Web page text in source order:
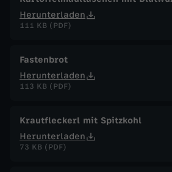
Herunterladen
111 KB (PDF)
Fastenbrot
Herunterladen
113 KB (PDF)
Krautfleckerl mit Spitzkohl
Herunterladen
73 KB (PDF)